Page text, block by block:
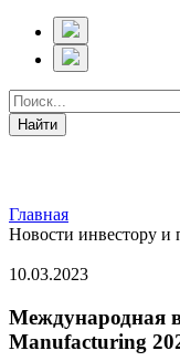
Главная
Новости инвестору и
10.03.2023
Международная
Manufacturing